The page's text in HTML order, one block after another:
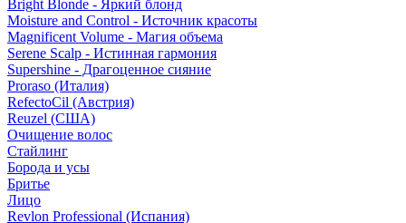
Bright Blonde - Яркий блонд
Moisture and Control - Источник красоты
Magnificent Volume - Магия объема
Serene Scalp - Истинная гармония
Supershine - Драгоценное сияние
Proraso (Италия)
RefectoCil (Австрия)
Reuzel (США)
Очищение волос
Стайлинг
Борода и усы
Бритье
Лицо
Revlon Professional (Испания)